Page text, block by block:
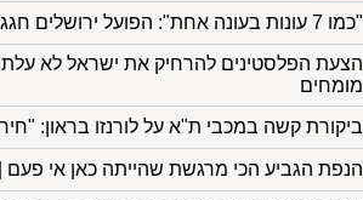
"כמו 7 עונות בעונה אחת": הפועל ירושלים חגגה גביע מתוק במיוחד
הצעת הפלסטינים להרחיק את ישראל לא
מומחים
ביקורת קשה במכבי ת"א על לורנזו בראון:
הנפת הגביע הכי מרגשת שהייתה כאן אי פעם